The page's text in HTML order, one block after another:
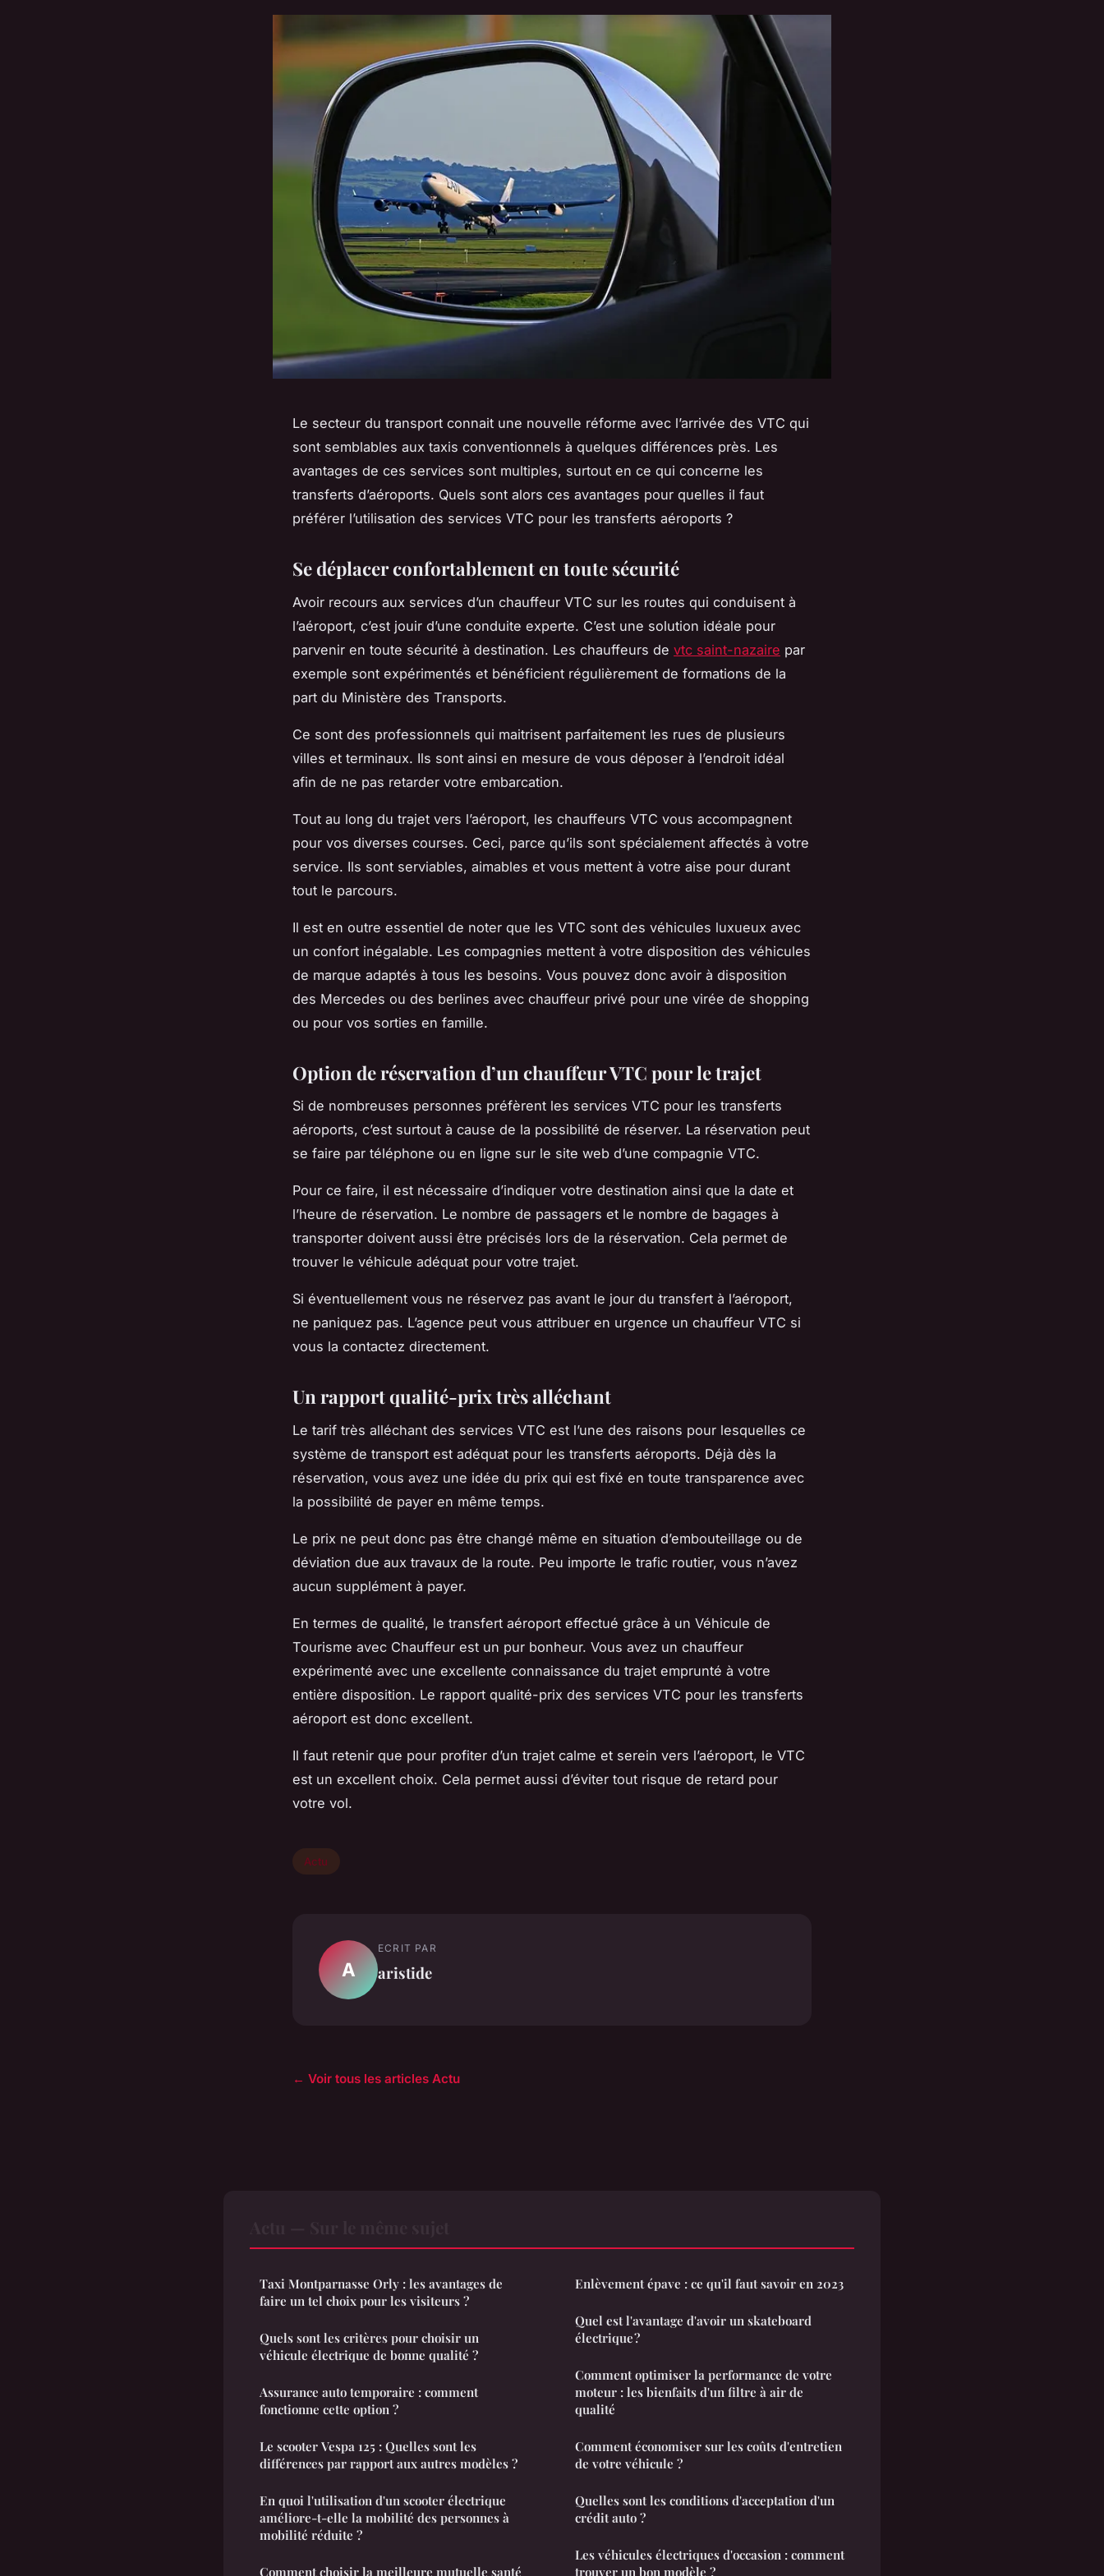
Le secteur du transport connait une nouvelle réforme avec l’arrivée des VTC qui
sont semblables aux taxis conventionnels à quelques différences près. Les
avantages de ces services sont multiples, surtout en ce qui concerne les
transferts d’aéroports. Quels sont alors ces avantages pour quelles il faut
préférer l’utilisation des services VTC pour les transferts aéroports ?
Se déplacer confortablement en toute sécurité
Avoir recours aux services d’un chauffeur VTC sur les routes qui conduisent à
l’aéroport, c’est jouir d’une conduite experte. C’est une solution idéale pour
parvenir en toute sécurité à destination. Les chauffeurs de vtc saint-nazaire par
exemple sont expérimentés et bénéficient régulièrement de formations de la
part du Ministère des Transports.
Ce sont des professionnels qui maitrisent parfaitement les rues de plusieurs
villes et terminaux. Ils sont ainsi en mesure de vous déposer à l’endroit idéal
afin de ne pas retarder votre embarcation.
Tout au long du trajet vers l’aéroport, les chauffeurs VTC vous accompagnent
pour vos diverses courses. Ceci, parce qu’ils sont spécialement affectés à votre
service. Ils sont serviables, aimables et vous mettent à votre aise pour durant
tout le parcours.
Il est en outre essentiel de noter que les VTC sont des véhicules luxueux avec
un confort inégalable. Les compagnies mettent à votre disposition des véhicules
de marque adaptés à tous les besoins. Vous pouvez donc avoir à disposition
des Mercedes ou des berlines avec chauffeur privé pour une virée de shopping
ou pour vos sorties en famille.
Option de réservation d’un chauffeur VTC pour le trajet
Si de nombreuses personnes préfèrent les services VTC pour les transferts
aéroports, c’est surtout à cause de la possibilité de réserver. La réservation peut
se faire par téléphone ou en ligne sur le site web d’une compagnie VTC.
Pour ce faire, il est nécessaire d’indiquer votre destination ainsi que la date et
l’heure de réservation. Le nombre de passagers et le nombre de bagages à
transporter doivent aussi être précisés lors de la réservation. Cela permet de
trouver le véhicule adéquat pour votre trajet.
Si éventuellement vous ne réservez pas avant le jour du transfert à l’aéroport,
ne paniquez pas. L’agence peut vous attribuer en urgence un chauffeur VTC si
vous la contactez directement.
Un rapport qualité-prix très alléchant
Le tarif très alléchant des services VTC est l’une des raisons pour lesquelles ce
système de transport est adéquat pour les transferts aéroports. Déjà dès la
réservation, vous avez une idée du prix qui est fixé en toute transparence avec
la possibilité de payer en même temps.
Le prix ne peut donc pas être changé même en situation d’embouteillage ou de
déviation due aux travaux de la route. Peu importe le trafic routier, vous n’avez
aucun supplément à payer.
En termes de qualité, le transfert aéroport effectué grâce à un Véhicule de
Tourisme avec Chauffeur est un pur bonheur. Vous avez un chauffeur
expérimenté avec une excellente connaissance du trajet emprunté à votre
entière disposition. Le rapport qualité-prix des services VTC pour les transferts
aéroport est donc excellent.
Il faut retenir que pour profiter d’un trajet calme et serein vers l’aéroport, le VTC
est un excellent choix. Cela permet aussi d’éviter tout risque de retard pour
votre vol.
Actu
A
ECRIT PAR
aristide
← Voir tous les articles Actu
Taxi Montparnasse Orly : les avantages de
faire un tel choix pour les visiteurs ?
Quels sont les critères pour choisir un
véhicule électrique de bonne qualité ?
Assurance auto temporaire : comment
fonctionne cette option ?
Le scooter Vespa 125 : Quelles sont les
différences par rapport aux autres modèles ?
En quoi l'utilisation d'un scooter électrique
améliore-t-elle la mobilité des personnes à
mobilité réduite ?
Comment choisir la meilleure mutuelle santé
Enlèvement épave : ce qu'il faut savoir en 2023
Quel est l'avantage d'avoir un skateboard
électrique ?
Comment optimiser la performance de votre
moteur : les bienfaits d'un filtre à air de
qualité
Comment économiser sur les coûts d'entretien
de votre véhicule ?
Quelles sont les conditions d'acceptation d'un
crédit auto ?
Les véhicules électriques d'occasion : comment
trouver un bon modèle ?